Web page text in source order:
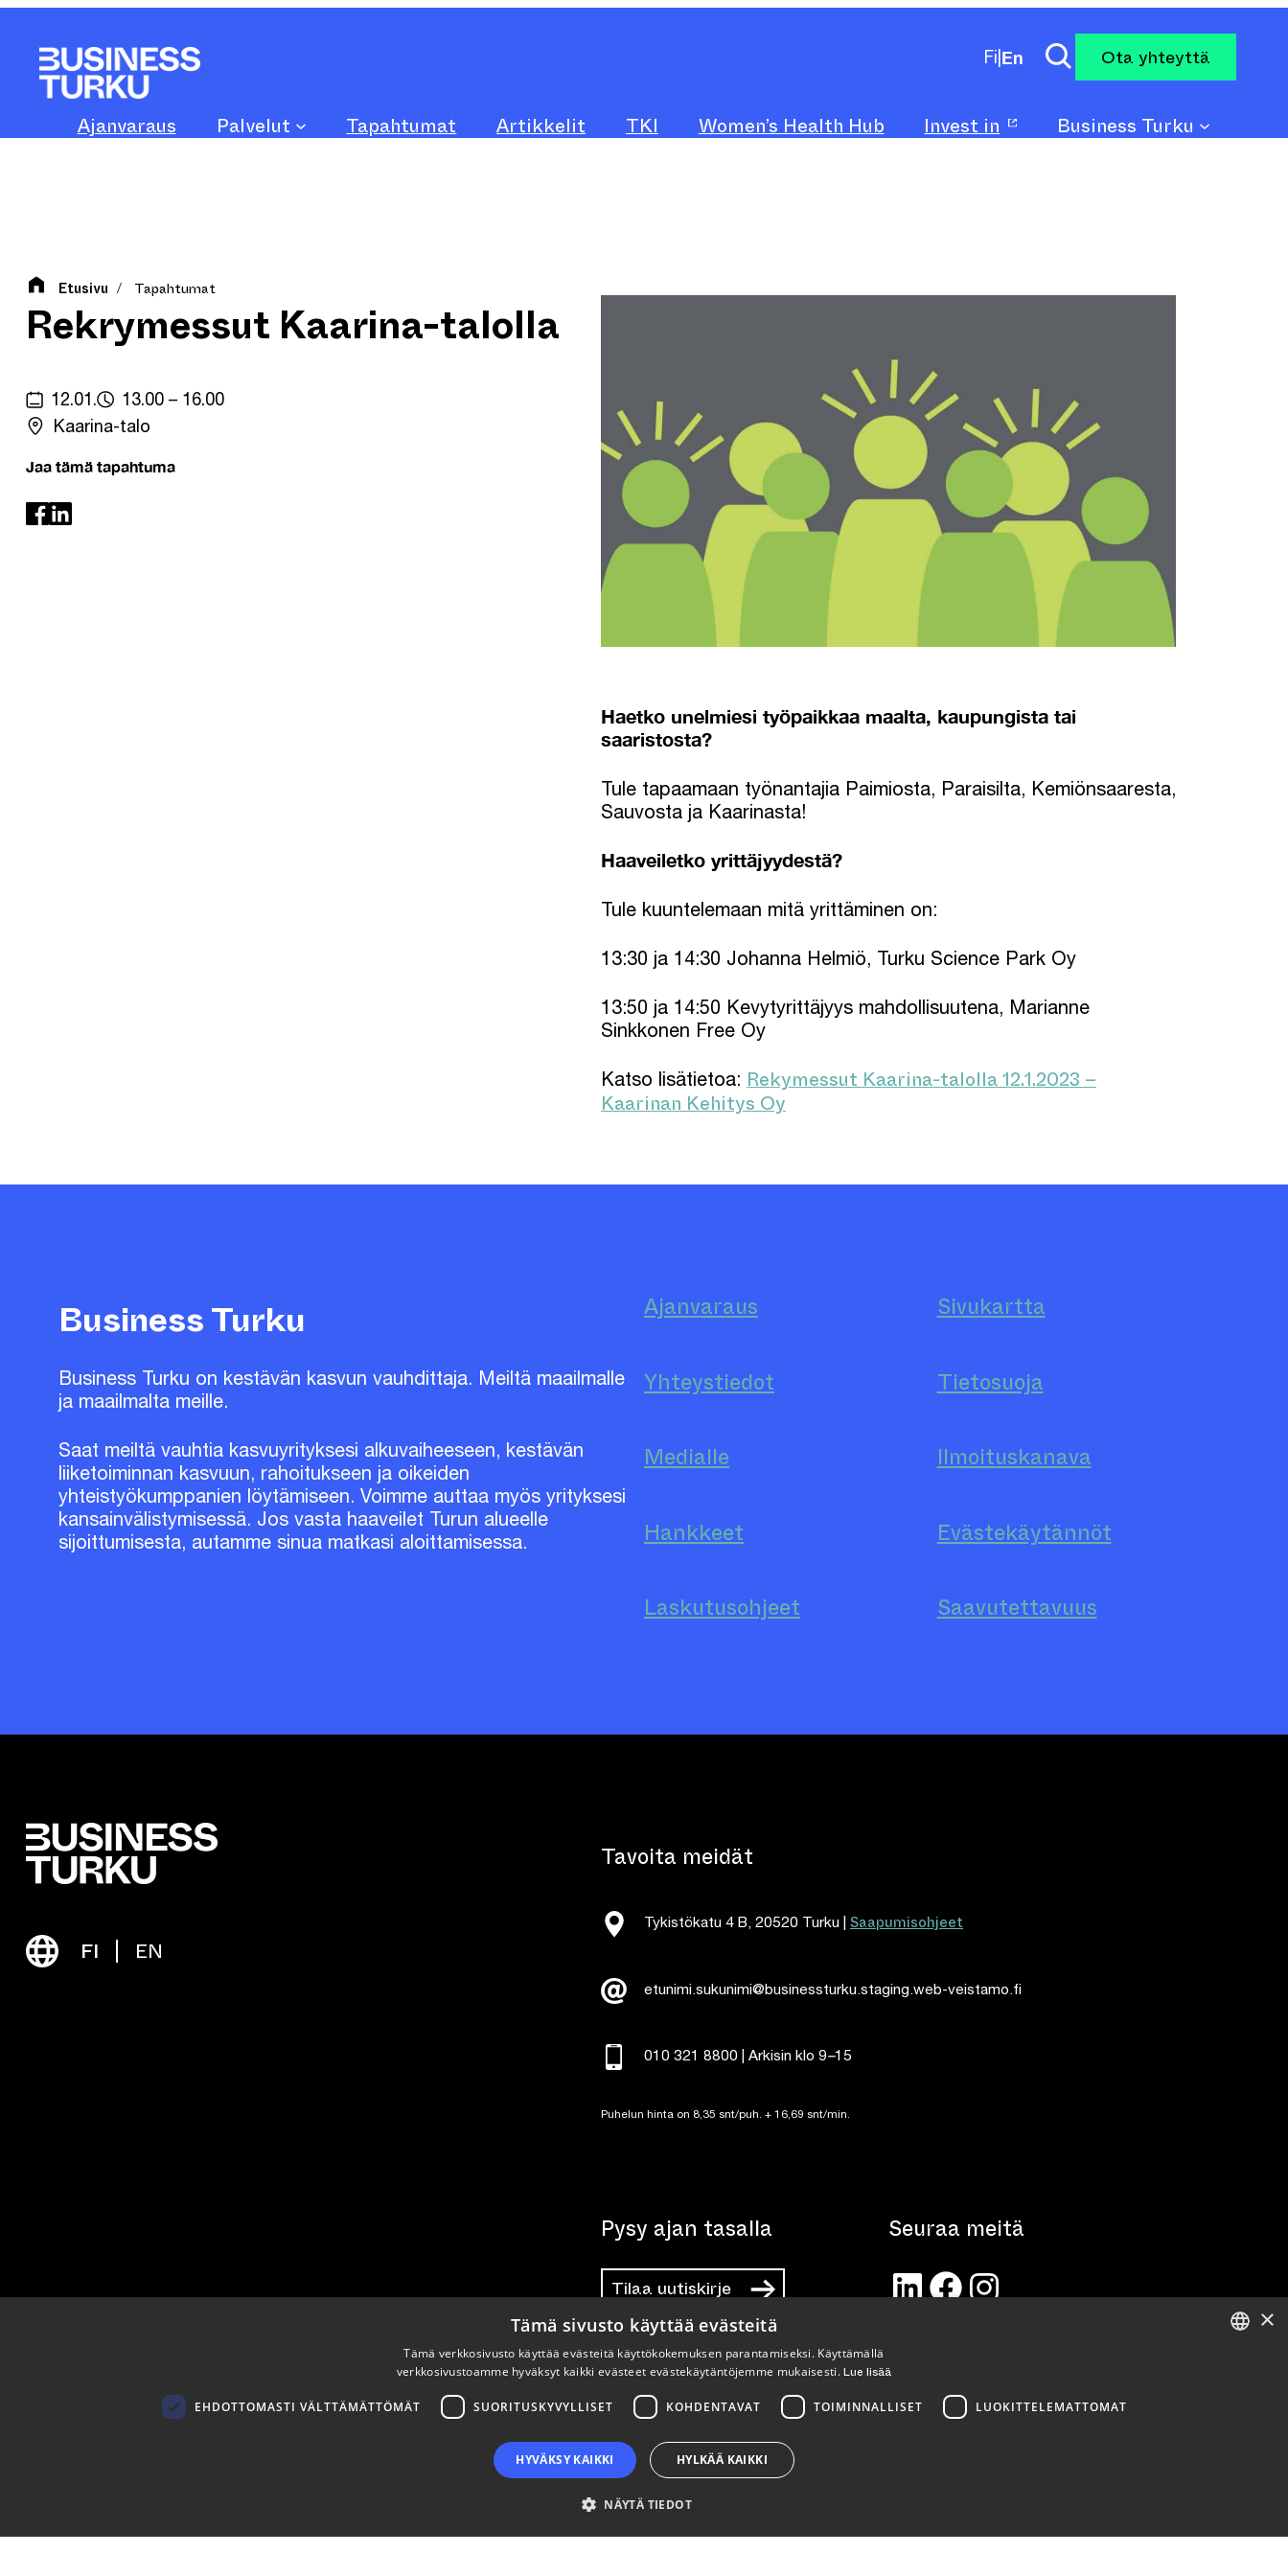
sisältöön
Fi En Ota yhteyttä
Ajanvaraus Palvelut Tapahtumat Artikkelit TKI Women’s Health Hub Invest in Business Turku
Etusivu / Tapahtumat
Rekrymessut Kaarina-talolla
12.01.
13.00 – 16.00
Kaarina-talo
Jaa tämä tapahtuma
Haetko unelmiesi työpaikkaa maalta, kaupungista tai
saaristosta?
Tule tapaamaan työnantajia Paimiosta, Paraisilta, Kemiönsaaresta,
Sauvosta ja Kaarinasta!
Haaveiletko yrittäjyydestä?
Tule kuuntelemaan mitä yrittäminen on:
13:30 ja 14:30 Johanna Helmiö, Turku Science Park Oy
13:50 ja 14:50 Kevytyrittäjyys mahdollisuutena, Marianne
Sinkkonen Free Oy
Katso lisätietoa: Rekymessut Kaarina-talolla 12.1.2023 –
Kaarinan Kehitys Oy
Business Turku
Business Turku on kestävän kasvun vauhdittaja. Meiltä maailmalle
ja maailmalta meille.
Saat meiltä vauhtia kasvuyrityksesi alkuvaiheeseen, kestävän
liiketoiminnan kasvuun, rahoitukseen ja oikeiden
yhteistyökumppanien löytämiseen. Voimme auttaa myös yrityksesi
kansainvälistymisessä. Jos vasta haaveilet Turun alueelle
sijoittumisesta, autamme sinua matkasi aloittamisessa.
Ajanvaraus
Yhteystiedot
Medialle
Hankkeet
Laskutusohjeet
Sivukartta
Tietosuoja
Ilmoituskanava
Evästekäytännöt
Saavutettavuus
FI EN
Tavoita meidät
Tykistökatu 4 B, 20520 Turku | Saapumisohjeet
etunimi.sukunimi@businessturku.staging.web-veistamo.fi
010 321 8800 | Arkisin klo 9–15
Puhelun hinta on 8,35 snt/puh. + 16,69 snt/min.
Pysy ajan tasalla
Tilaa uutiskirje
Seuraa meitä
LinkedIn Facebook Instagram
×
Tämä sivusto käyttää evästeitä
Tämä verkkosivusto käyttää evästeitä käyttökokemuksen parantamiseksi. Käyttämällä
verkkosivustoamme hyväksyt kaikki evästeet evästekäytäntöjemme mukaisesti.Lue lisää
EHDOTTOMASTI VÄLTTÄMÄTTÖMÄT SUORITUSKYVYLLISET KOHDENTAVAT TOIMINNALLISET LUOKITTELEMATTOMAT
HYVÄKSY KAIKKI HYLKÄÄ KAIKKI
NÄYTÄ TIEDOT